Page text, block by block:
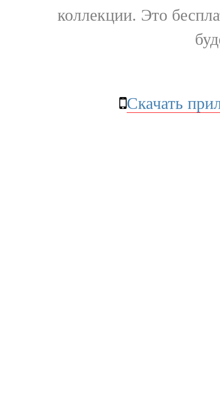
коллекции. Это
Скачать